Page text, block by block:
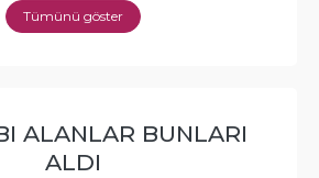
Tümünü göster
ALANLAR BUNLARI
ALDI